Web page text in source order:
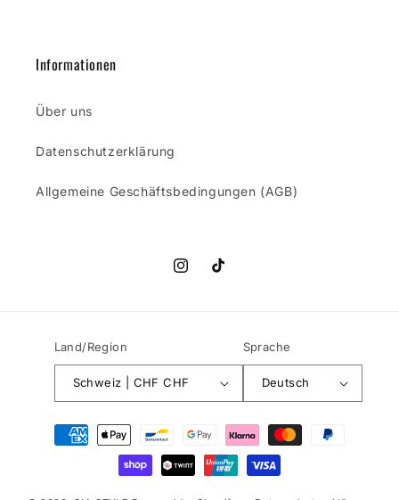
Informationen
Über uns
Datenschutzerklärung
Allgemeine Geschäftsbedingungen (AGB)
InstagramTikTok
Land/Region
Schweiz | CHF CHF
Sprache
Deutsch
Zahlungsmethoden